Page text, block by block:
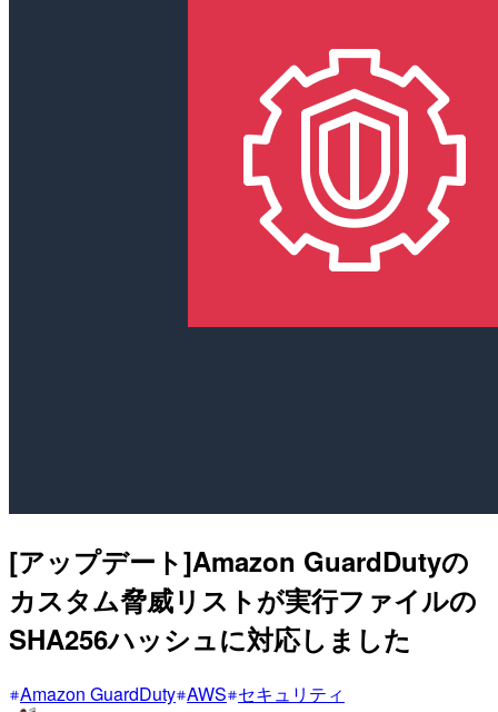
[アップデート]Amazon GuardDutyの
カスタム脅威リストが実行ファイルの
SHA256ハッシュに対応しました
Amazon GuardDuty AWS セキュリティ